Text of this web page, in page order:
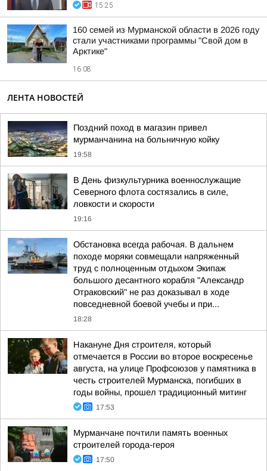
15:25
160 семей из Мурманской области в 2026 году
стали участниками программы "Свой дом в
Арктике"
16:08
ЛЕНТА НОВОСТЕЙ
Поздний поход в магазин привел
мурманчанина на больничную койку
19:58
В День физкультурника военнослужащие
Северного флота состязались в силе,
ловкости и скорости
19:16
Обстановка всегда рабочая. В дальнем
походе моряки совмещали напряженный
труд с полноценным отдыхом Экипаж
большого десантного корабля "Александр
Отраковский" не раз доказывал в ходе
повседневной боевой учебы и при...
18:28
Накануне Дня строителя, который
отмечается в России во второе воскресенье
августа, на улице Профсоюзов у памятника в
честь строителей Мурманска, погибших в
годы войны, прошел традиционный митинг
17:53
Мурманчане почтили память военных
строителей города-героя
17:50